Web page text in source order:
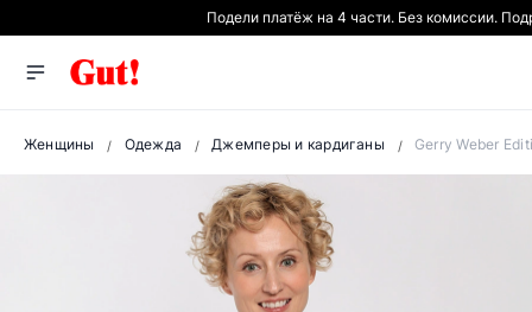
Подели платёж на 4 части. Без комиссии.
Женщины Одежда Джемперы и кардиганы Gerry Weber